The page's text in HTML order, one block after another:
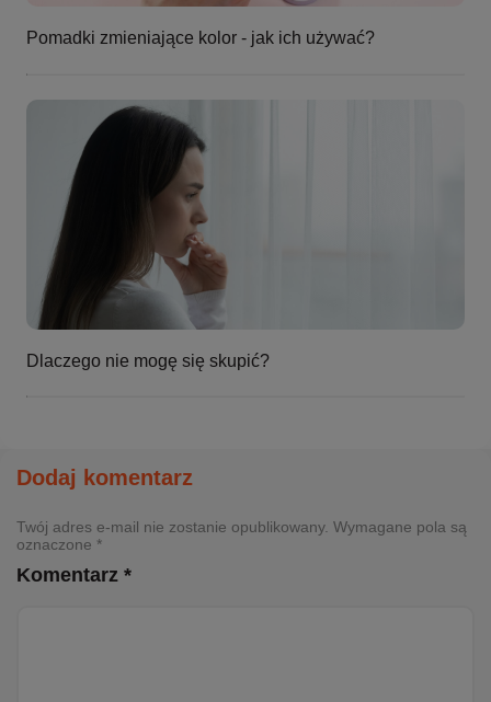
Pomadki zmieniające kolor - jak ich używać?
Dlaczego nie mogę się skupić?
Dodaj komentarz
Twój adres e-mail nie zostanie opublikowany. Wymagane pola są
oznaczone *
Komentarz *